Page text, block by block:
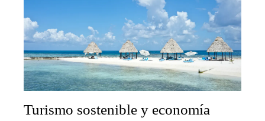
Turismo sostenible y economía